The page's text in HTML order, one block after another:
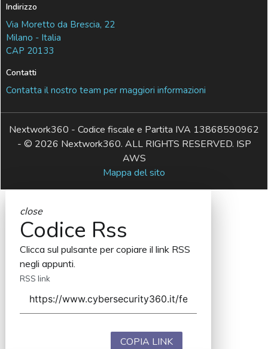
Indirizzo
Via Moretto da Brescia, 22
Milano - Italia
CAP 20133
Contatti
Contatta il nostro team per maggiori informazioni
Nextwork360 - Codice fiscale e Partita IVA 13868590962
- © 2026 Nextwork360. ALL RIGHTS RESERVED. ISP
AWS
Mappa del sito
close
Codice Rss
Clicca sul pulsante per copiare il link RSS
negli appunti.
RSS link
COPIA LINK